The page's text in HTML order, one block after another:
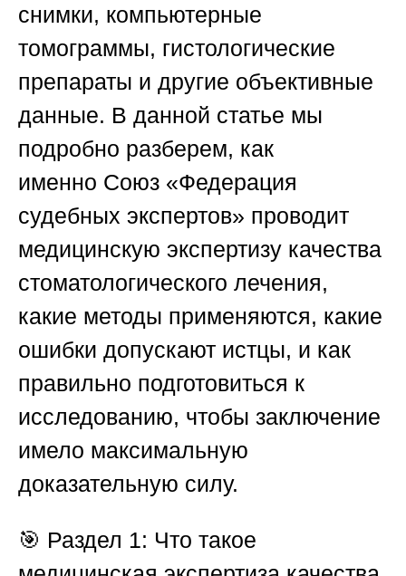
снимки, компьютерные
томограммы, гистологические
препараты и другие объективные
данные. В данной статье мы
подробно разберем, как
именно Союз «Федерация
судебных экспертов» проводит
медицинскую экспертизу качества
стоматологического лечения,
какие методы применяются, какие
ошибки допускают истцы, и как
правильно подготовиться к
исследованию, чтобы заключение
имело максимальную
доказательную силу.
🎯 Раздел 1: Что такое